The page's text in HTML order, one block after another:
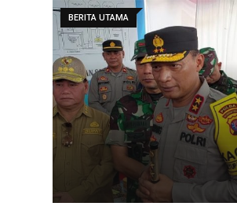
BERITA UTAMA